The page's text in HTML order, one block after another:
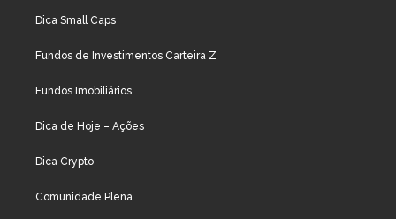
Dica Small Caps
Fundos de Investimentos Carteira Z
Fundos Imobiliários
Dica de Hoje – Ações
Dica Crypto
Comunidade Plena